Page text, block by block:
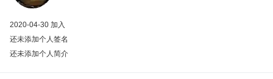
2020-04-30 加入
还未添加个人签名
还未添加个人简介